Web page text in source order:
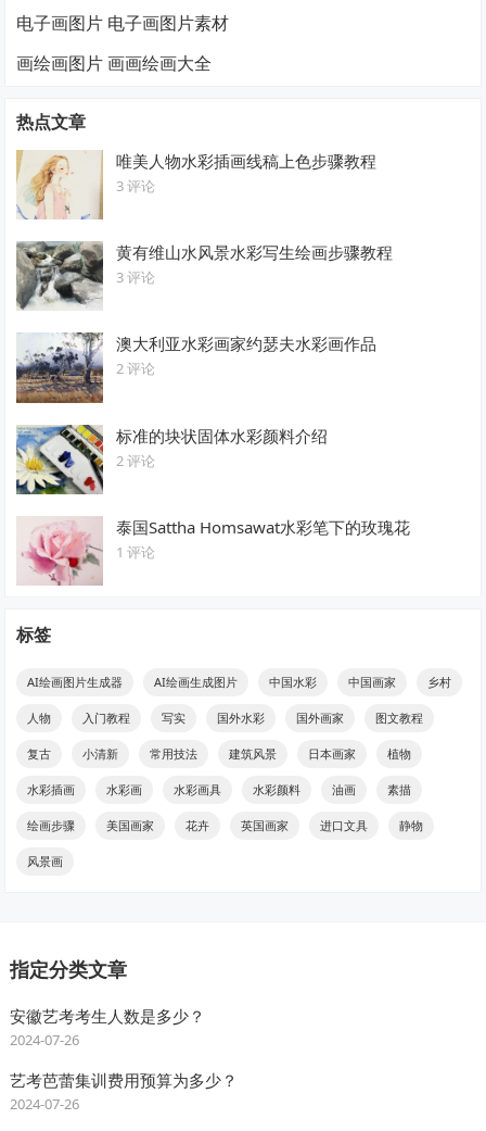
电子画图片 电子画图片素材
画绘画图片 画画绘画大全
热点文章
唯美人物水彩插画线稿上色步骤教程
3 评论
黄有维山水风景水彩写生绘画步骤教程
3 评论
澳大利亚水彩画家约瑟夫水彩画作品
2 评论
标准的块状固体水彩颜料介绍
2 评论
泰国Sattha Homsawat水彩笔下的玫瑰花
1 评论
标签
AI绘画图片生成器 AI绘画生成图片 中国水彩 中国画家 乡村
人物 入门教程 写实 国外水彩 国外画家 图文教程
复古 小清新 常用技法 建筑风景 日本画家 植物
水彩插画 水彩画 水彩画具 水彩颜料 油画 素描
绘画步骤 美国画家 花卉 英国画家 进口文具 静物
风景画
指定分类文章
安徽艺考考生人数是多少？
2024-07-26
艺考芭蕾集训费用预算为多少？
2024-07-26